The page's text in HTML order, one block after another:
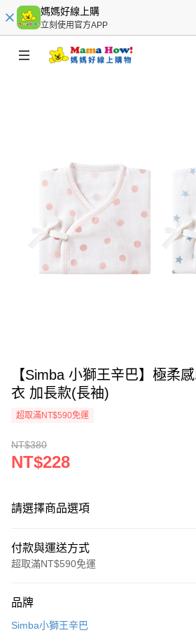
媽媽好線上購
立刻使用官方APP
【Simba 小獅王辛巴】極柔
衣 加長款(長袖)
超取滿NT$590免運
NT$380
NT$228
請選擇商品選項
付款與運送方式
超取滿NT$590免運
信用卡一次付款
品牌
Simba小獅王辛巴